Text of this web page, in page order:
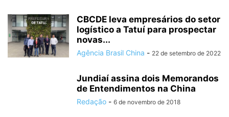
CBCDE leva empresários do setor
logístico a Tatuí para prospectar
novas...
Agência Brasil China - 22 de setembro de 2022
Jundiaí assina dois Memorandos
de Entendimentos na China
Redação - 6 de novembro de 2018